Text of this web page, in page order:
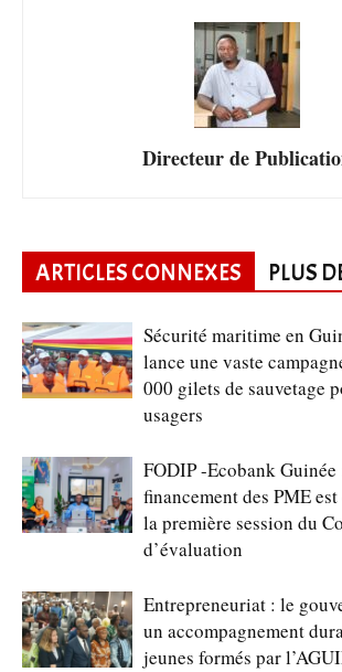
Directeur de
ARTICLES CONNEXES PLUS
Sécurité maritime en
lance une vaste
000 gilets de sauvetage
usagers
FODIP -Ecobank Guinée
financement des PME
la première session du
d’évaluation
Entrepreneuriat : le
un accompagnement
jeunes formés par